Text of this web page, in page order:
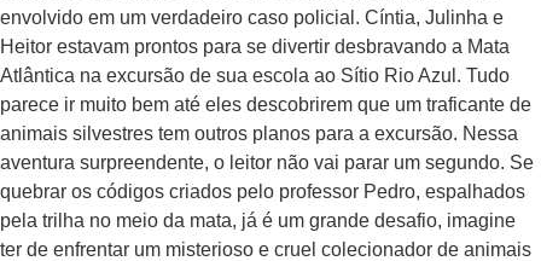
envolvido em um verdadeiro caso policial. Cíntia, Julinha e
Heitor estavam prontos para se divertir desbravando a Mata
Atlântica na excursão de sua escola ao Sítio Rio Azul. Tudo
parece ir muito bem até eles descobrirem que um traficante de
animais silvestres tem outros planos para a excursão. Nessa
aventura surpreendente, o leitor não vai parar um segundo. Se
quebrar os códigos criados pelo professor Pedro, espalhados
pela trilha no meio da mata, já é um grande desafio, imagine
ter de enfrentar um misterioso e cruel colecionador de animais